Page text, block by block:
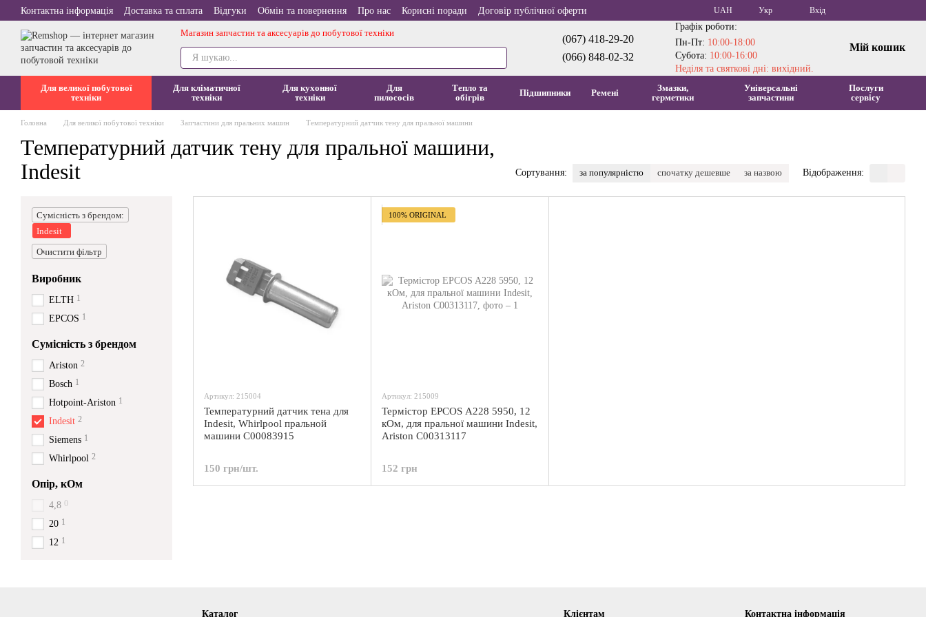
Перейти до основного контенту
Контактна інформація Доставка та сплата Відгуки Обмін та повернення Про нас Корисні поради Договір публічної оферти UAH Укр Вхід
Магазин запчастин та аксесуарів до побутової техніки
(067) 418-29-20
(066) 848-02-32
Графік роботи:
Пн-Пт: 10:00-18:00
Субота: 10:00-16:00
Неділя та святкові дні: вихідний.
Мій кошик
Для великої побутової
техніки
Для кліматичної
техніки
Для кухонної
техніки
Для
пилососів
Тепло та
обігрів
Підшипники Ремені
Змазки,
герметики
Універсальні
запчастини
Послуги
сервісу
Головна Для великої побутової техніки Запчастини для пральних машин Температурний датчик тену для пральної машини
Температурний датчик тену для пральної машини,
Indesit
Сортування: за популярністю спочатку дешевше за назвою Відображення:
Артикул: 215004
Температурний датчик тена для
Indesit, Whirlpool пральной
машини C00083915
150 грн/шт.
100% ORIGINAL
Артикул: 215009
Термістор EPCOS A228 5950, 12
кОм, для пральної машини Indesit,
Ariston C00313117
152 грн
Сумісність з брендом:
Indesit
Очистити фільтр
Виробник
ELTH 1
EPCOS 1
Сумісність з брендом
Ariston 2
Bosch 1
Hotpoint-Ariston 1
Indesit 2
Siemens 1
Whirlpool 2
Опір, кОм
4,8 0
20 1
12 1
Каталог Клієнтам Контактна інформація